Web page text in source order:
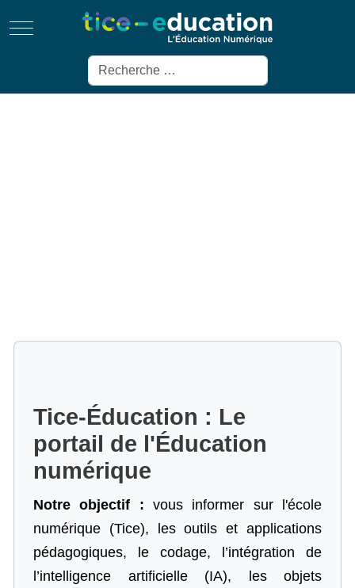
Mobile Menu Toggle
Rechercher
Tice-Éducation : Le
portail de l'Éducation
numérique
Notre objectif : vous informer sur l'école
numérique (Tice), les outils et applications
pédagogiques, le codage,
l’intégration de
l’intelligence artificielle (IA), les objets